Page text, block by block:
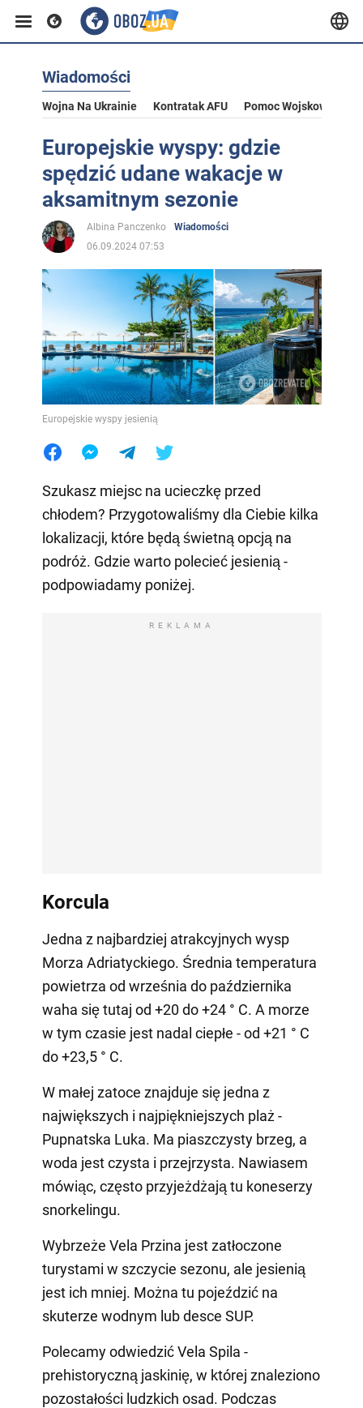
Wiadomości
Wojna Na Ukrainie Kontratak AFU Pomoc Wojskowa Dla
Europejskie wyspy: gdzie
spędzić udane wakacje w
aksamitnym sezonie
Albina Panczenko
Wiadomości
06.09.2024 07:53
Europejskie wyspy jesienią
Szukasz miejsc na ucieczkę przed
chłodem? Przygotowaliśmy dla Ciebie kilka
lokalizacji, które będą świetną opcją na
podróż. Gdzie warto polecieć jesienią -
podpowiadamy poniżej.
REKLAMA
Korcula
Jedna z najbardziej atrakcyjnych wysp
Morza Adriatyckiego. Średnia temperatura
powietrza od września do października
waha się tutaj od +20 do +24 ° C. A morze
w tym czasie jest nadal ciepłe - od +21 ° C
do +23,5 ° C.
W małej zatoce znajduje się jedna z
największych i najpiękniejszych plaż -
Pupnatska Luka. Ma piaszczysty brzeg, a
woda jest czysta i przejrzysta. Nawiasem
mówiąc, często przyjeżdżają tu koneserzy
snorkelingu.
Wybrzeże Vela Przina jest zatłoczone
turystami w szczycie sezonu, ale jesienią
jest ich mniej. Można tu pojeździć na
skuterze wodnym lub desce SUP.
Polecamy odwiedzić Vela Spila -
prehistoryczną jaskinię, w której znaleziono
pozostałości ludzkich osad. Podczas